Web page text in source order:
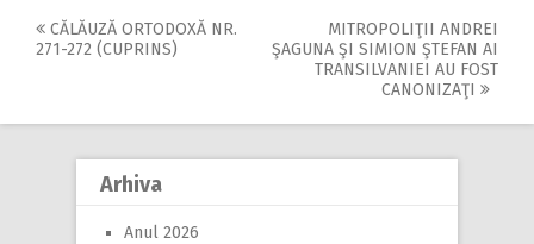
Post
CĂLĂUZĂ ORTODOXĂ NR.
271-272 (CUPRINS)
MITROPOLIŢII ANDREI
ŞAGUNA ŞI SIMION ŞTEFAN AI
TRANSILVANIEI AU FOST
CANONIZAŢI
Arhiva
Anul 2026